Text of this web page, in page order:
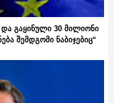
და გაყინული 30 მილიონი
შემდგომი ნაბიჯებიც“